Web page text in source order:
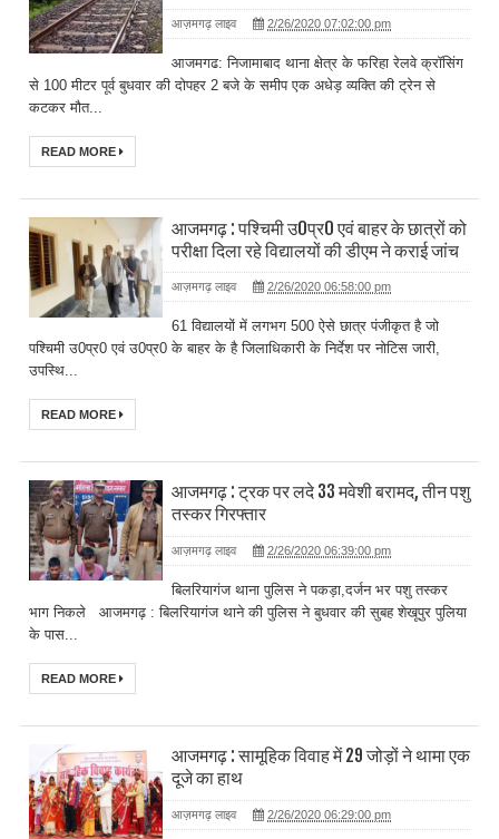
आज़मगढ़ लाइव 2/26/2020 07:02:00 pm
आजमगढ: निजामाबाद थाना क्षेत्र के फरिहा रेलवे क्रॉसिंग
से 100 मीटर पूर्व बुधवार की दोपहर 2 बजे के समीप एक अधेड़ व्यक्ति की ट्रेन से
कटकर मौत...
READ MORE
आजमगढ़ : पश्चिमी उ0प्र0 एवं बाहर के छात्रों को
परीक्षा दिला रहे विद्यालयों की डीएम ने कराई जांच
आज़मगढ़ लाइव 2/26/2020 06:58:00 pm
61 विद्यालयों में लगभग 500 ऐसे छात्र पंजीकृत है जो
पश्चिमी उ0प्र0 एवं उ0प्र0 के बाहर के है जिलाधिकारी के निर्देश पर नोटिस जारी,
उपस्थि...
READ MORE
आजमगढ़ : ट्रक पर लदे 33 मवेशी बरामद, तीन पशु
तस्कर गिरफ्तार
आज़मगढ़ लाइव 2/26/2020 06:39:00 pm
बिलरियागंज थाना पुलिस ने पकड़ा,दर्जन भर पशु तस्कर
भाग निकले आजमगढ़ : बिलरियागंज थाने की पुलिस ने बुधवार की सुबह शेखूपुर पुलिया
के पास...
READ MORE
आजमगढ़ : सामूहिक विवाह में 29 जोड़ों ने थामा एक
दूजे का हाथ
आज़मगढ़ लाइव 2/26/2020 06:29:00 pm